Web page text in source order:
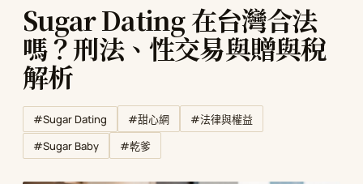
Sugar Dating 在台灣合法
嗎？刑法、性交易與贈與稅
解析
#Sugar Dating #甜心網
#法律與權益
#Sugar Baby
#乾爹